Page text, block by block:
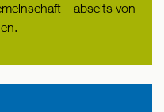
– abseits von